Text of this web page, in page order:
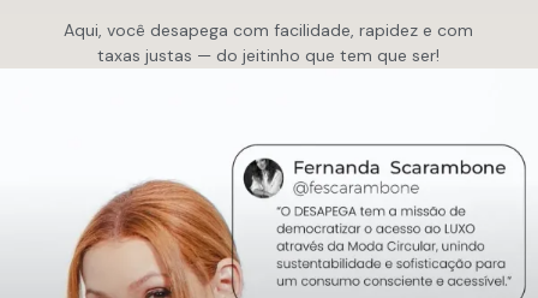
Aqui, você desapega com facilidade, rapidez e com
taxas justas — do jeitinho que tem que ser!